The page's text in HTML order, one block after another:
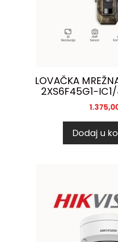
LOVAČKA
2XS6F45G1-
Dodaj u